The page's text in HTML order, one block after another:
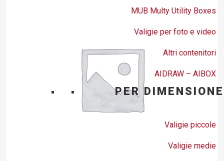
MUB Multy Utility Boxes
Valigie per foto e video
Altri contenitori
AIDRAW – AIBOX
PER DIMENSIONE
Valigie piccole
Valigie medie